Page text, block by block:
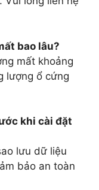
bao lâu?
mất khoảng
lượng ổ cứng
khi cài đặt
lưu dữ liệu
bảo an toàn